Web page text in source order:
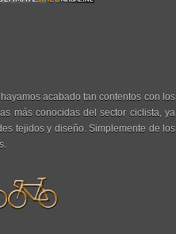
acabado tan contentos con los
más conocidas del sector ciclista, ya
tejidos y diseño. Simplemente de los